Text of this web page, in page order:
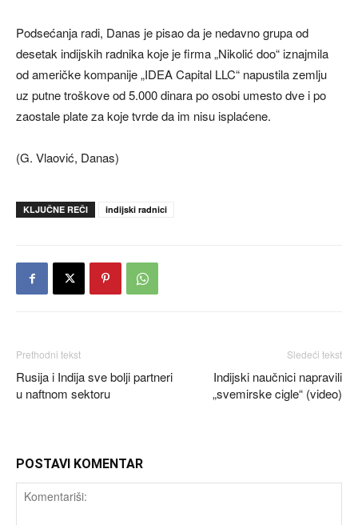
Podsećanja radi, Danas je pisao da je nedavno grupa od
desetak indijskih radnika koje je firma „Nikolić doo“ iznajmila
od američke kompanije „IDEA Capital LLC“ napustila zemlju
uz putne troškove od 5.000 dinara po osobi umesto dve i po
zaostale plate za koje tvrde da im nisu isplaćene.
(G. Vlaović, Danas)
KLJUČNE REČI indijski radnici
Prethodni tekst
Rusija i Indija sve bolji partneri
u naftnom sektoru
Sledeći tekst
Indijski naučnici napravili
„svemirske cigle“ (video)
POSTAVI KOMENTAR